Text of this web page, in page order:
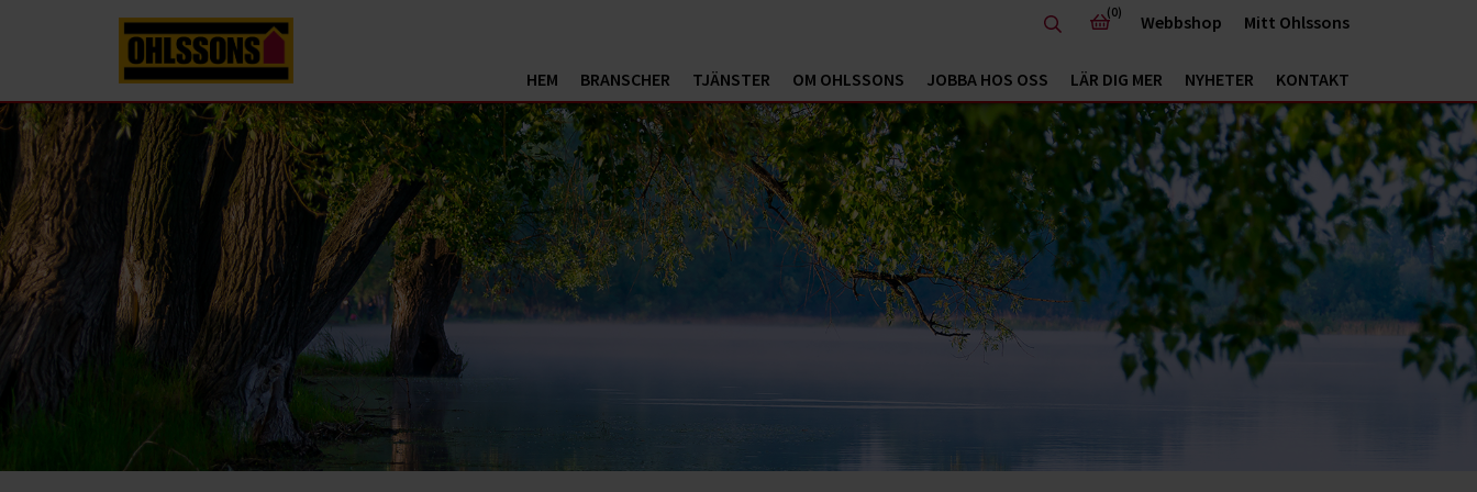
HEM BRANSCHER TJÄNSTER OM OHLSSONS JOBBA HOS OSS LÄR DIG MER NYHETER KONTAKT
(0) Webbshop Mitt Ohlssons